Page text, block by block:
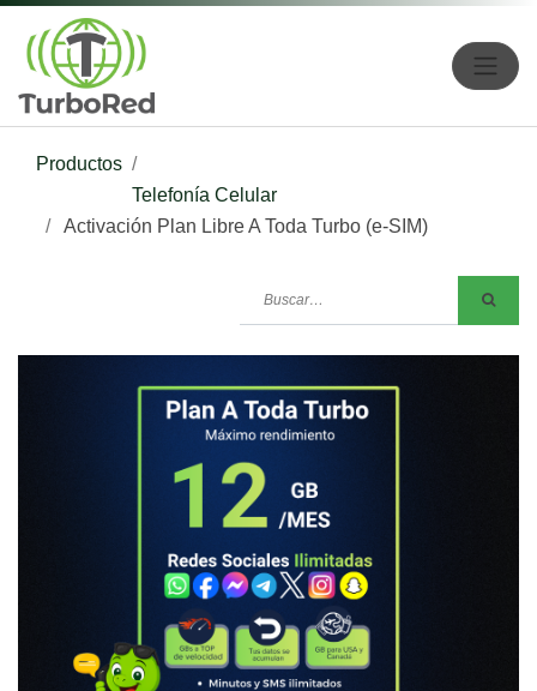
Productos
Telefonía Celular
Activación Plan Libre A Toda Turbo (e-SIM)